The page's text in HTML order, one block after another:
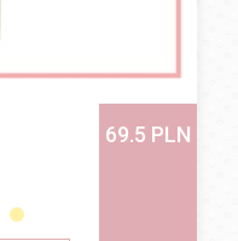
69.5 PLN